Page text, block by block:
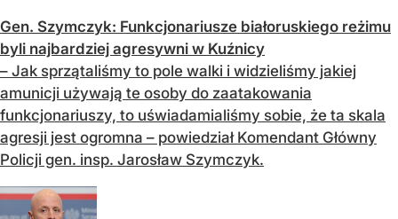
Gen. Szymczyk: Funkcjonariusze białoruskiego reżimu
byli najbardziej agresywni w Kuźnicy
– Jak sprzątaliśmy to pole walki i widzieliśmy jakiej
amunicji używają te osoby do zaatakowania
funkcjonariuszy, to uświadamialiśmy sobie, że ta skala
agresji jest ogromna – powiedział Komendant Główny
Policji gen. insp. Jarosław Szymczyk.